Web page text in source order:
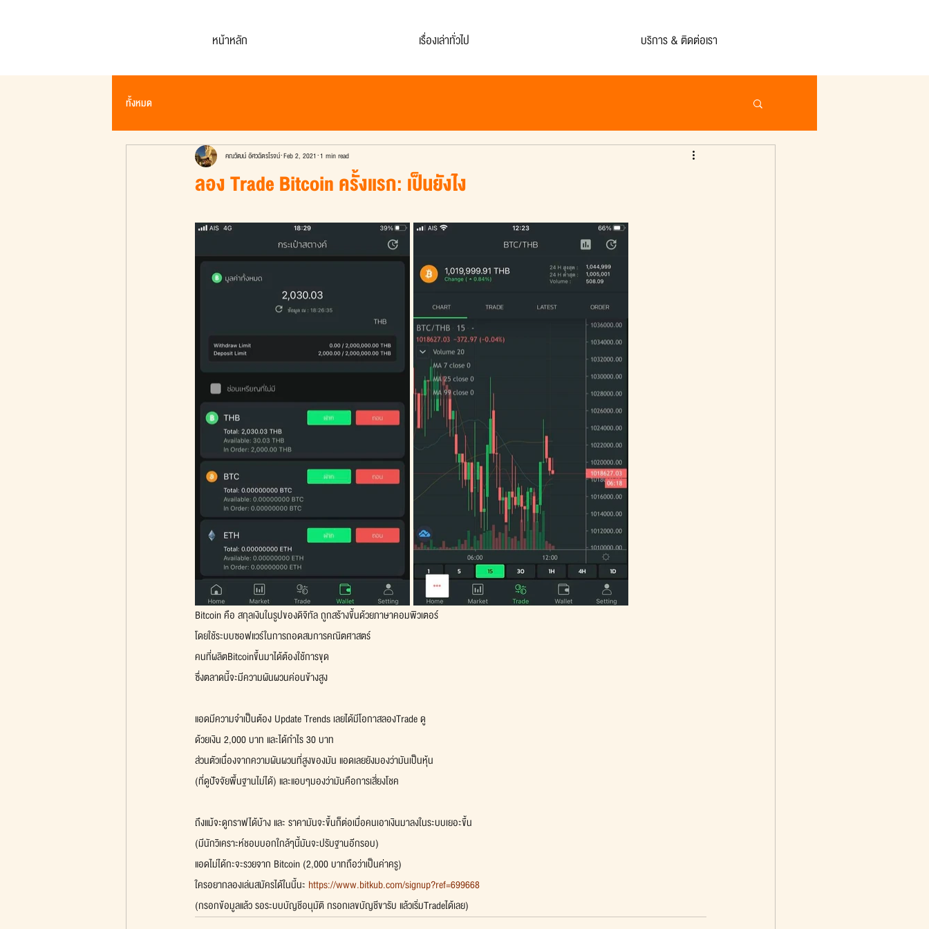
หน้าหลัก เรื่องเล่าทั่วไป บริการ & ติดต่อเรา
ทั้งหมด
ลอง Trade Bitcoin ครั้งแรก: เป็นยังไง
คณวัฒน์ อัศวฉัตรโรจน์ Feb 2, 2021 1 min read
Bitcoin คือ สกุลเงินในรูปของดิจิทัล ถูกสร้างขึ้นด้วยภาษาคอมพิวเตอร์
โดยใช้ระบบซอฟแวร์ในการถอดสมการคณิตศาสตร์
คนที่ผลิตBitcoinขึ้นมาได้ต้องใช้การขุด
ซึ่งตลาดนี้จะมีความผันผวนค่อนข้างสูง
แอดมีความจำเป็นต้อง Update Trends เลยได้มีโอกาสลองTrade ดู
ด้วยเงิน 2,000 บาท และได้กำไร 30 บาท
ส่วนตัวเนื่องจากความผันผวนที่สูงของมัน แอดเลยยังมองว่ามันเป็นหุ้น
(ที่ดูปัจจัยพื้นฐานไม่ได้) และแอบๆมองว่ามันคือการเสี่ยงโชค
ถึงแม้จะดูกราฟได้บ้าง และ ราคามันจะขึ้นก็ต่อเมื่อคนเอาเงินมาลงในระบบเยอะขึ้น
(มีนักวิเคราะห์ชอบบอกใกล้ๆนี้มันจะปรับฐานอีกรอบ)
แอดไม่ได้กะจะรวยจาก Bitcoin (2,000 บาทถือว่าเป็นค่าครู)
ใครอยากลองเล่นสมัครได้ในนี้นะ https://www.bitkub.com/signup?ref=699668
(กรอกข้อมูลแล้ว รอระบบบัญชีอนุมัติ กรอกเลขบัญชีขารับ แล้วเริ่มTradeได้เลย)